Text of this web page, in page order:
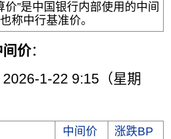
价”是中国银行内部使用的中间
称中行基准价。
间价：
1-22 9:15（星期
中间价
涨跌BP